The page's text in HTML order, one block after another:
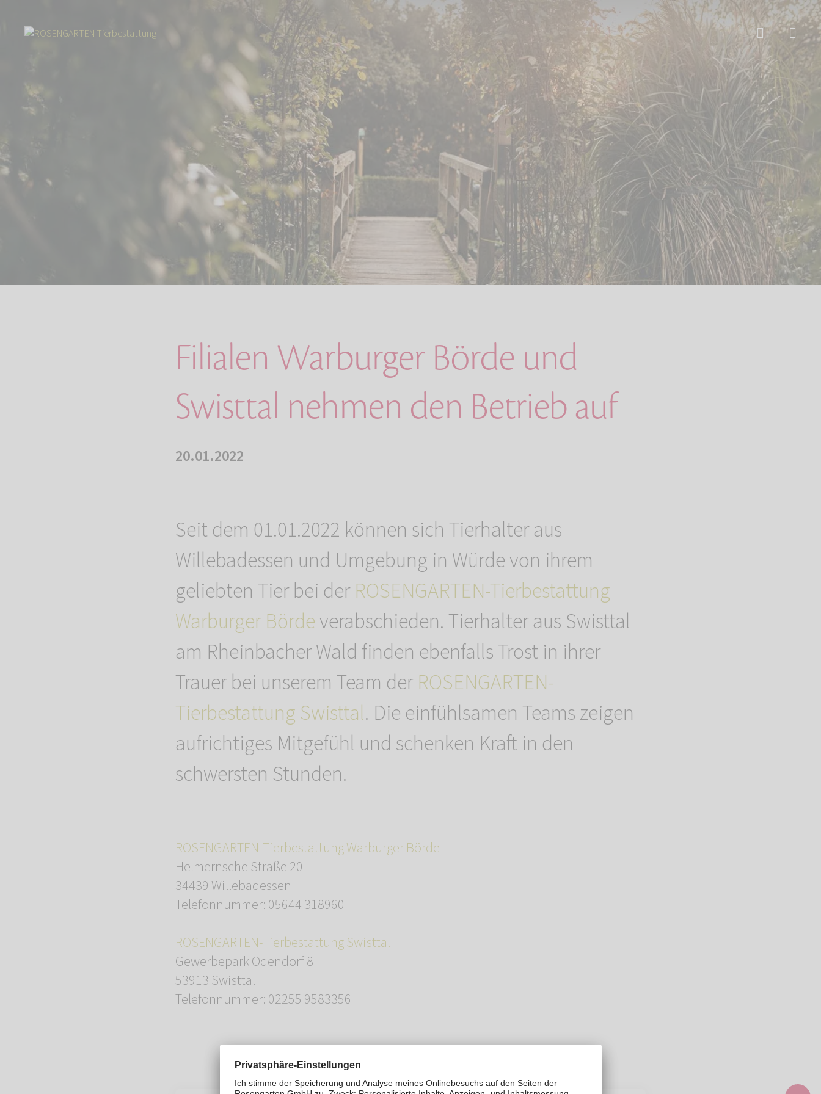
Filialen Warburger Börde und Swisttal nehmen den Betrieb auf
Filialen Warburger Börde und
Swisttal nehmen den Betrieb auf
20.01.2022
Seit dem 01.01.2022 können sich Tierhalter aus
Willebadessen und Umgebung in Würde von ihrem
geliebten Tier bei der ROSENGARTEN-Tierbestattung
Warburger Bördeverabschieden. Tierhalter aus Swisttal
am Rheinbacher Wald finden ebenfalls Trost in ihrer
Trauer bei unserem Team der ROSENGARTEN-
Tierbestattung Swisttal. Die einfühlsamen Teams zeigen
aufrichtiges Mitgefühl und schenken Kraft in den
schwersten Stunden.
ROSENGARTEN-Tierbestattung Warburger Börde
Helmernsche Straße 20
34439 Willebadessen
Telefonnummer: 05644 318960
ROSENGARTEN-Tierbestattung Swisttal
Gewerbepark Odendorf 8
53913 Swisttal
Telefonnummer: 02255 9583356